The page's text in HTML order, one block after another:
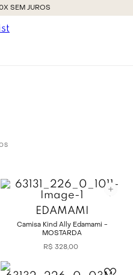
SEM JUROS
EDAMAMI
Camisa Kind Ally Edamami -
MOSTARDA
R$ 328,00